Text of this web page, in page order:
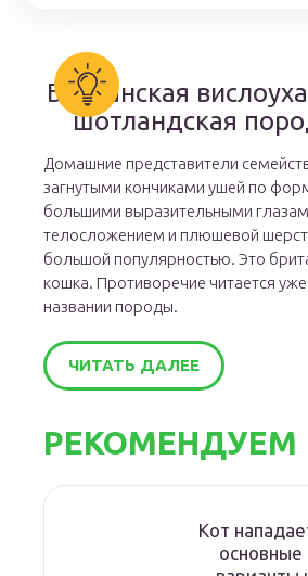
Британская
шотландская
Домашние представители
загнутыми кончиками ушей по
большими выразительными
телосложением и плюшевой
большой популярностью. Это
кошка. Противоречие читается
названии породы.
ЧИТАТЬ ДАЛЕЕ
РЕКОМЕНДУЕМ
Кот
основные